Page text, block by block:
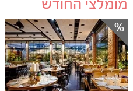
מומלצי החודש